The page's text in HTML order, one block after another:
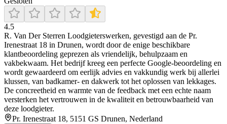
4.5
R. Van Der Sterren Loodgieterswerken, gevestigd aan de Pr.
Irenestraat 18 in Drunen, wordt door de enige beschikbare
klantbeoordeling geprezen als vriendelijk, behulpzaam en
vakbekwaam. Het bedrijf kreeg een perfecte Google-beoordeling en
wordt gewaardeerd om eerlijk advies en vakkundig werk bij allerlei
klussen, van badkamer- en dakwerk tot het oplossen van lekkages.
De concreetheid en warmte van de feedback met een echte naam
versterken het vertrouwen in de kwaliteit en betrouwbaarheid van
deze loodgieter.
Pr. Irenestraat 18, 5151 GS Drunen, Nederland